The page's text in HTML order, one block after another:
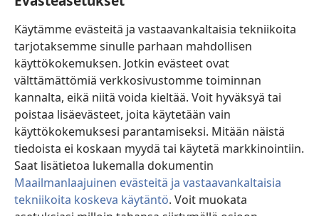
Käytämme evästeitä ja vastaavankaltaisia tekniikoita
tarjotaksemme sinulle parhaan mahdollisen
käyttökokemuksen. Jotkin evästeet ovat
välttämättömiä verkkosivustomme toiminnan
kannalta, eikä niitä voida kieltää. Voit hyväksyä tai
poistaa lisäevästeet, joita käytetään vain
käyttökokemuksesi parantamiseksi. Mitään näistä
tiedoista ei koskaan myydä tai käytetä markkinointiin.
Saat lisätietoa lukemalla dokumentin
Maailmanlaajuinen evästeitä ja vastaavankaltaisia
tekniikoita koskeva käytäntö. Voit muokata
(avaa
uuden
ikkunan)Vartiotornin VERKKOKIRJASTO
(avaa
uuden
ikkunan)JW Hub ®
(avaa
uuden
ikkunan)
®
Watchtower Library